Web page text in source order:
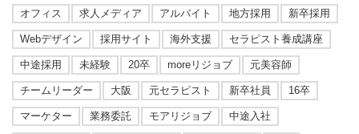
オフィス 求人メディア アルバイト 地方採用 新卒採用
Webデザイン 採用サイト 海外支援 セラピスト養成講座
中途採用 未経験 20卒 moreリジョブ 元美容師
チームリーダー 大阪 元セラピスト 新卒社員 16卒
マーケター 業務委託 モアリジョブ 中途入社